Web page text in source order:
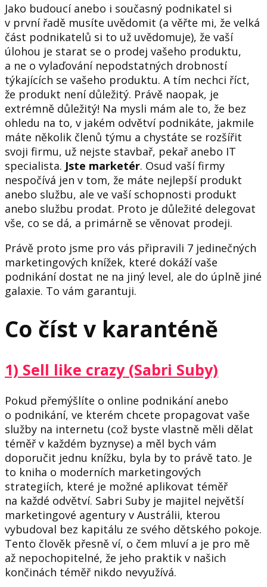
Jako budoucí anebo i současný podnikatel si
v první řadě musíte uvědomit (a věřte mi, že velká
část podnikatelů si to už uvědomuje), že vaší
úlohou je starat se o prodej vašeho produktu,
a ne o vylaďování nepodstatných drobností
týkajících se vašeho produktu. A tím nechci říct,
že produkt není důležitý. Právě naopak, je
extrémně důležitý! Na mysli mám ale to, že bez
ohledu na to, v jakém odvětví podnikáte, jakmile
máte několik členů týmu a chystáte se rozšířit
svoji firmu, už nejste stavbař, pekař anebo IT
specialista. Jste marketér. Osud vaší firmy
nespočívá jen v tom, že máte nejlepší produkt
anebo službu, ale ve vaší schopnosti produkt
anebo službu prodat. Proto je důležité delegovat
vše, co se dá, a primárně se věnovat prodeji.
Právě proto jsme pro vás připravili 7 jedinečných
marketingových knížek, které dokáží vaše
podnikání dostat ne na jiný level, ale do úplně jiné
galaxie. To vám garantuji.
Co číst v karanténě
1) Sell like crazy (Sabri Suby)
Pokud přemýšlíte o online podnikání anebo
o podnikání, ve kterém chcete propagovat vaše
služby na internetu (což byste vlastně měli dělat
téměř v každém byznyse) a měl bych vám
doporučit jednu knížku, byla by to právě tato. Je
to kniha o moderních marketingových
strategiích, které je možné aplikovat téměř
na každé odvětví. Sabri Suby je majitel největší
marketingové agentury v Austrálii, kterou
vybudoval bez kapitálu ze svého dětského pokoje.
Tento člověk přesně ví, o čem mluví a je pro mě
až nepochopitelné, že jeho praktik v našich
končinách téměř nikdo nevyužívá.